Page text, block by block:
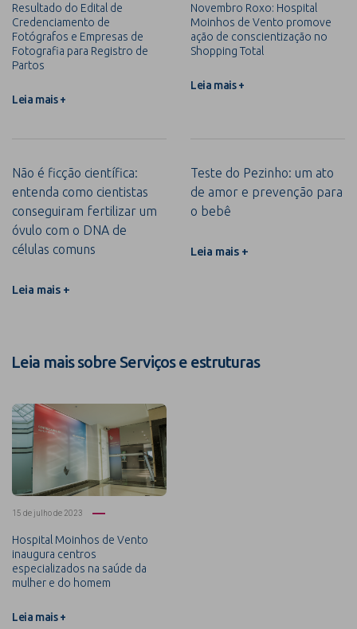
Resultado do Edital de
Credenciamento de
Fotógrafos e Empresas de
Fotografia para Registro de
Partos
Leia mais +
Novembro Roxo: Hospital
Moinhos de Vento promove
ação de conscientização no
Shopping Total
Leia mais +
Não é ficção científica:
entenda como cientistas
conseguiram fertilizar um
óvulo com o DNA de
células comuns
Leia mais +
Teste do Pezinho: um ato
de amor e prevenção para
o bebê
Leia mais +
Leia mais sobre Serviços e estruturas
15 de julho de 2023
Hospital Moinhos de Vento
inaugura centros
especializados na saúde da
mulher e do homem
Leia mais +